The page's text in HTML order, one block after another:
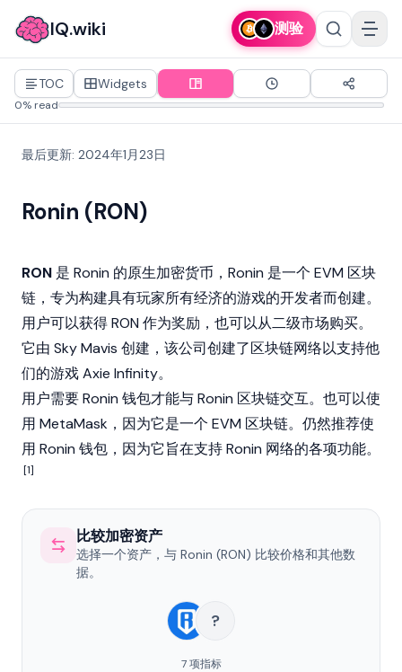
IQ.wiki 测验
TOC Widgets
0% read
最后更新: 2024年1月23日
Ronin (RON)
RON 是 Ronin 的原生加密货币，Ronin 是一个 EVM 区块
链 ，专为构建具有玩家所有经济的游戏的开发者而创建。
用户可以获得 RON 作为奖励，也可以从二级市场购买。
它由 Sky Mavis 创建，该公司创建了区块链网络以支持他
们的游戏Axie Infinity。
用户需要 Ronin 钱包才能与 Ronin 区块链交互。也可以使
用 MetaMask ，因为它是一个 EVM 区块链。仍然推荐使
用 Ronin 钱包，因为它旨在支持 Ronin 网络的各项功能。
[1]
比较加密资产
选择一个资产，与 Ronin (RON) 比较价格和其他数
据。
?
7 项指标